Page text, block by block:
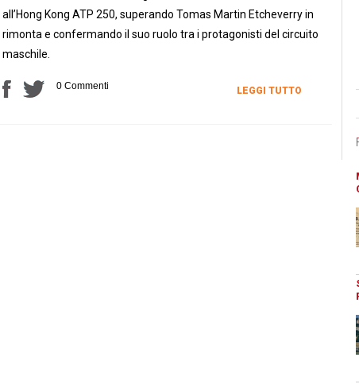
all’Hong Kong ATP 250, superando Tomas Martin Etcheverry in
rimonta e confermando il suo ruolo tra i protagonisti del circuito
maschile.
0 Commenti LEGGI TUTTO